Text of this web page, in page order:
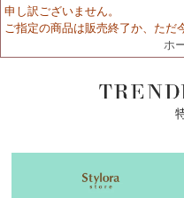
申し訳ございません。
ご指定の商品は販売終了か、ただ
ホ